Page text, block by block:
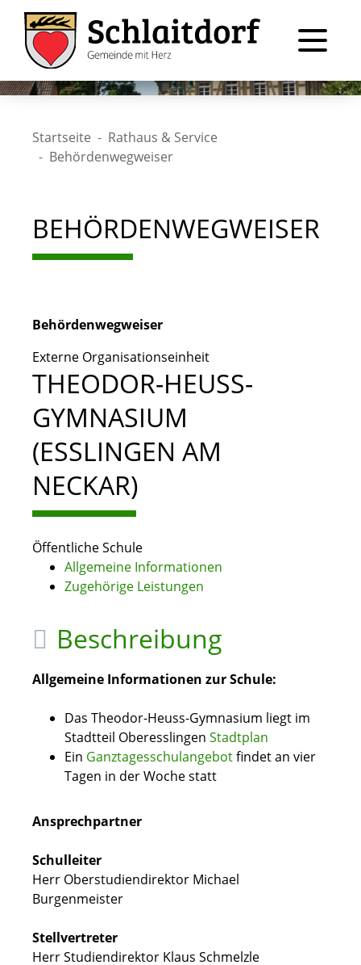
Startseite
Rathaus & Service
Behördenwegweiser
BEHÖRDENWEGWEISER
Behördenwegweiser
Externe Organisationseinheit
THEODOR-HEUSS-
GYMNASIUM
(ESSLINGEN AM
NECKAR)
Öffentliche Schule
Allgemeine Informationen
Zugehörige Leistungen
Beschreibung
Allgemeine Informationen zur Schule:
Das Theodor-Heuss-Gymnasium liegt im
Stadtteil Oberesslingen Stadtplan
Ein Ganztagesschulangebotfindet an vier
Tagen in der Woche statt
Ansprechpartner
Schulleiter
Herr Oberstudiendirektor Michael
Burgenmeister
Stellvertreter
Herr Studiendirektor Klaus Schmelzle